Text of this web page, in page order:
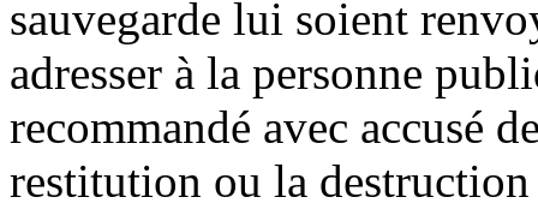
sauvegarde lui soient
adresser à la personne
recommandé avec accusé
restitution ou la destruction